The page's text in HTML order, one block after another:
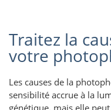
Traitez la
votre
Les causes de la
sensibilité accrue à la
génétique, mais elle